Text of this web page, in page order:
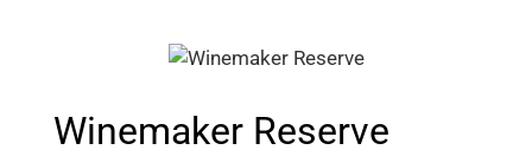
Winemaker Reserve